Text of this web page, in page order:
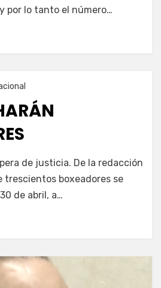
por lo tanto el número…
de justicia. De la redacción
trescientos boxeadores se
de abril, a…